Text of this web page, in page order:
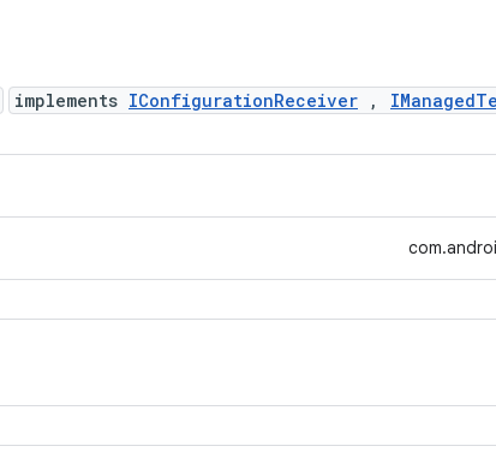
implements IConfigurationReceiver ,